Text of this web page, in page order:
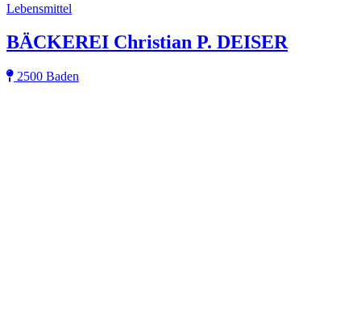
Lebensmittel
BÄCKEREI Christian P. DEISER
2500 Baden